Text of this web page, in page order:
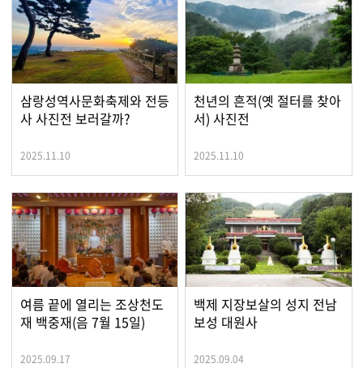
삼랑성역사문화축제와 전등
사 사진전 보러갈까?
2025.11.10
천년의 흔적(옛 절터를 찾아
서) 사진전
2025.11.10
여름 끝에 열리는 조상천도
재 백중재(음 7월 15일)
2025.09.17
백제 지장보살의 성지 전남
보성 대원사
2025.09.04